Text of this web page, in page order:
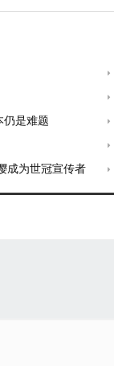
仍是难题
成为世冠宣传者